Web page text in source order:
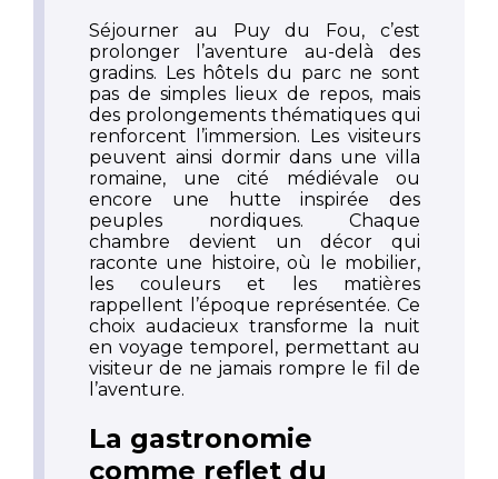
Séjourner au Puy du Fou, c’est
prolonger l’aventure au-delà des
gradins. Les hôtels du parc ne sont
pas de simples lieux de repos, mais
des prolongements thématiques qui
renforcent l’immersion. Les visiteurs
peuvent ainsi dormir dans une villa
romaine, une cité médiévale ou
encore une hutte inspirée des
peuples nordiques. Chaque
chambre devient un décor qui
raconte une histoire, où le mobilier,
les couleurs et les matières
rappellent l’époque représentée. Ce
choix audacieux transforme la nuit
en voyage temporel, permettant au
visiteur de ne jamais rompre le fil de
l’aventure.
La gastronomie
comme reflet du